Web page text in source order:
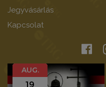
Jegyvásárlás
Kapcsolat
AUG.
19